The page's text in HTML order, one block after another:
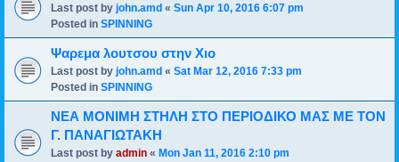
Last post by john.amd « Sun Apr 10, 2016 6:07 pm
Posted in SPINNING
Ψαρεμα λουτσου στην Χιο
Last post by john.amd « Sat Mar 12, 2016 7:33 pm
Posted in SPINNING
ΝΕΑ ΜΟΝΙΜΗ ΣΤΗΛΗ ΣΤΟ ΠΕΡΙΟΔΙΚΟ ΜΑΣ ΜΕ ΤΟΝ
Γ. ΠΑΝΑΓΙΩΤΑΚΗ
Last post by admin « Mon Jan 11, 2016 2:10 pm